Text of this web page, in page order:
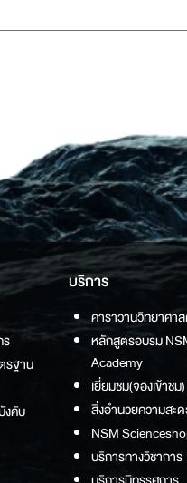
รฐาน
งคับ
บริการ
คาราวานวิทยาศา
หลักสูตรอบรม
Academy
เยี่ยมชม(จองเข้าชม)
สิ่งอำนวยความสะ
NSM
บริการทางวิชาการ